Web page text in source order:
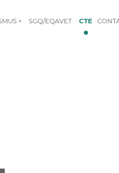
+ SGQ/EQAVET CTE